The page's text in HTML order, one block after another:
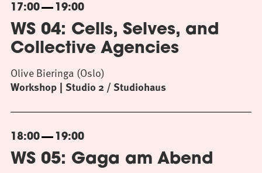
17:00 19:00
WS 04: Cells, Selves, and
Collective Agencies
Workshop Studio 2 / Studiohaus
Olive Bieringa (Oslo)
18:00 19:00
WS 05: Gaga am Abend